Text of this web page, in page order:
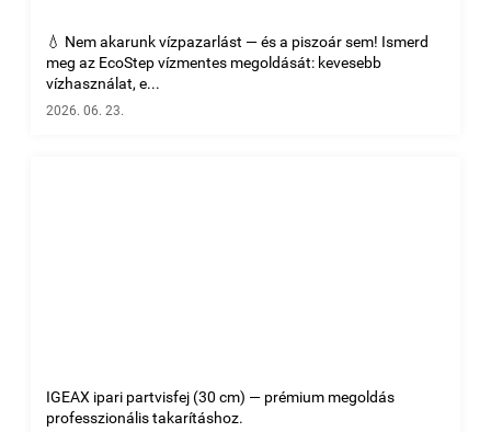
💧 Nem akarunk vízpazarlást — és a piszoár sem! Ismerd
meg az EcoStep vízmentes megoldását: kevesebb
vízhasználat, e...
2026. 06. 23.
IGEAX ipari partvisfej (30 cm) — prémium megoldás
professzionális takarításhoz.